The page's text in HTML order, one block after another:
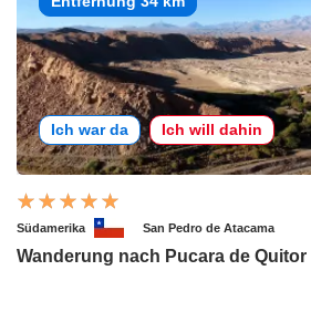
Ich war da Ich will dahin
Südamerika San Pedro de Atacama
Wanderung nach Pucara de Quitor